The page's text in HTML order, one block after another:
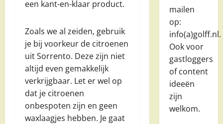
een kant-en-klaar product.
Zoals we al zeiden, gebruik
je bij voorkeur de citroenen
uit Sorrento. Deze zijn niet
altijd even gemakkelijk
verkrijgbaar. Let er wel op
dat je citroenen
onbespoten zijn en geen
waxlaagjes hebben. Je gaat
mailen
op:
info(a)golff.nl.
Ook voor
gastloggers
of content
ideeën
zijn
welkom.